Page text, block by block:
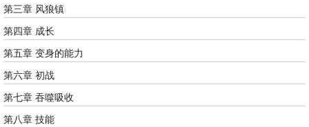
第三章 风狼镇
第四章 成长
第五章 变身的能力
第六章 初战
第七章 吞噬吸收
第八章 技能